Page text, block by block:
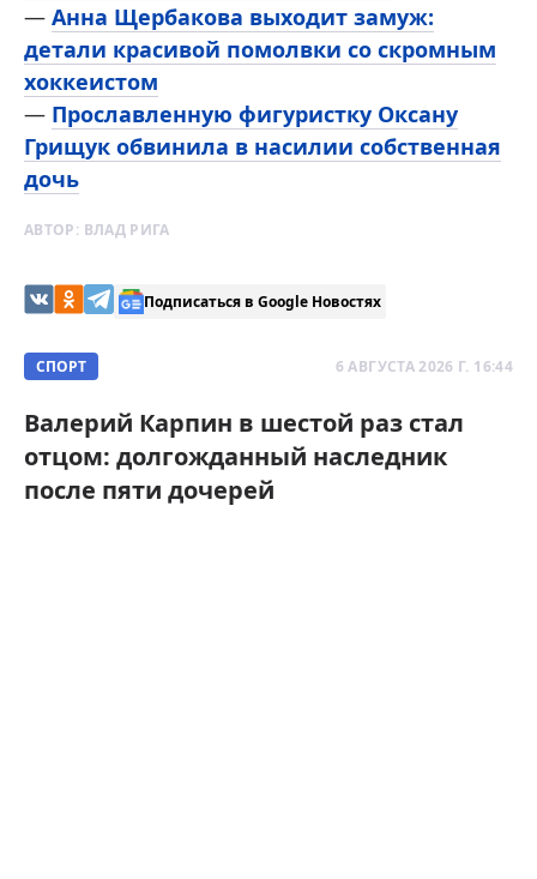
— Анна Щербакова выходит замуж:
детали красивой помолвки со скромным
хоккеистом
— Прославленную фигуристку Оксану
Грищук обвинила в насилии собственная
дочь
АВТОР: ВЛАД РИГА
Подписаться в Google Новостях
СПОРТ 6 АВГУСТА 2026 Г. 16:44
Валерий Карпин в шестой раз стал
отцом: долгожданный наследник
после пяти дочерей